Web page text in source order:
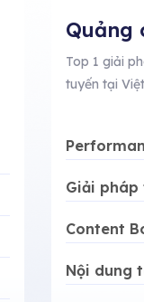
Quảng
Top 1 giải
tuyến tại
Giải pháp
Content
Nội dung